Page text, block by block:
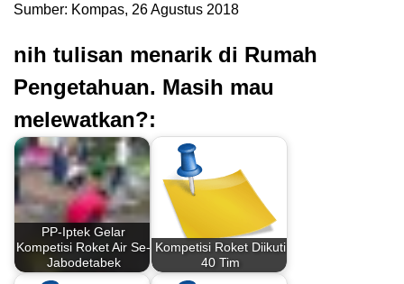
Sumber: Kompas, 26 Agustus 2018
nih tulisan menarik di Rumah
Pengetahuan. Masih mau
melewatkan?:
PP-Iptek Gelar
Kompetisi Roket Air Se-
Jabodetabek
Kompetisi Roket Diikuti
40 Tim